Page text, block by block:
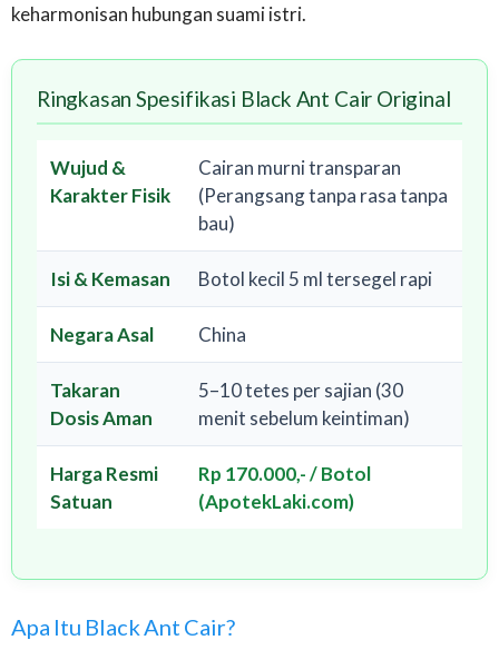
keharmonisan hubungan suami istri.
Ringkasan Spesifikasi Black Ant Cair Original
Wujud &
Karakter Fisik
Cairan murni transparan
(Perangsang tanpa rasa tanpa
bau)
Isi & Kemasan Botol kecil 5 ml tersegel rapi
Negara Asal China
Takaran
Dosis Aman
5–10 tetes per sajian (30
menit sebelum keintiman)
Harga Resmi
Satuan
Rp 170.000,- / Botol
(ApotekLaki.com)
Apa Itu Black Ant Cair?